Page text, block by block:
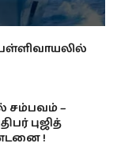
சம்பவம் –
புஜித்
!